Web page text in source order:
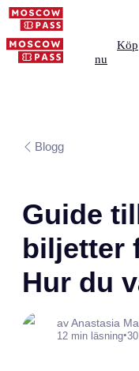
Köp
nu
Blogg
Guide
biljetter
Hur du
av Anastasia
12 min läsning•